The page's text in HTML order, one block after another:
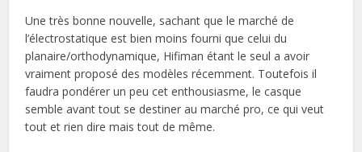
Une très bonne nouvelle, sachant que le marché de
l’électrostatique est bien moins fourni que celui du
planaire/orthodynamique, Hifiman étant le seul a avoir
vraiment proposé des modèles récemment. Toutefois il
faudra pondérer un peu cet enthousiasme, le casque
semble avant tout se destiner au marché pro, ce qui veut
tout et rien dire mais tout de même.